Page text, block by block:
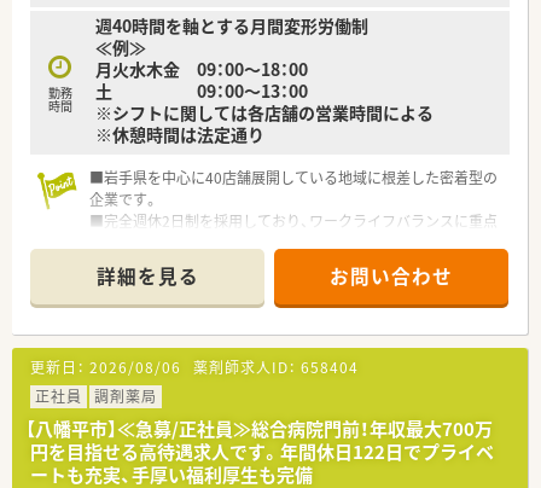
勤務
時間
週40時間を軸とする月間変形労働制
≪例≫
月火水木金 09：00～18：00
土 09：00～13：00
※シフトに関しては各店舗の営業時間による
※休憩時間は法定通り
■岩手県を中心に40店舗展開している地域に根差した密着型の
企業です。
■完全週休2日制を採用しており、ワークライフバランスに重点
■新卒採用も積極的に行っており、若手も活躍できる環境は整っ
ております。
■教育制度は集合研修やEラーニングを活用しております。
詳細を見る お問い合わせ
更新日： 2026/08/06 薬剤師求人ID： 658404
正社員
調剤薬局
【八幡平市】≪急募/正社員≫総合病院門前！年収最大700万
円を目指せる高待遇求人です。年間休日122日でプライベ
ートも充実、手厚い福利厚生も完備